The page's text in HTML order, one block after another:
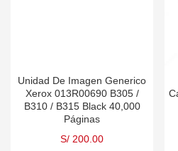
Unidad De Imagen Generico
Xerox 013R00690 B305 /
B310 / B315 Black 40,000
Páginas
S/ 200.00